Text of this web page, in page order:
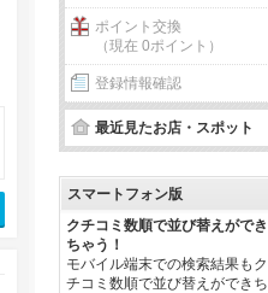
ポイント交換
（現在 0ポイント）
登録情報確認
最近見たお店・スポット
スマートフォン版
クチコミ数順で並び替えができ
ちゃう！
モバイル端末での検索結果もク
チコミ数順で並び替えができち